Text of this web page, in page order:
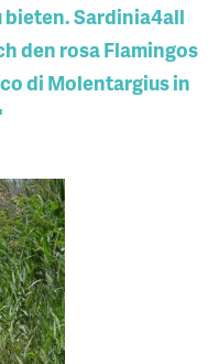
bieten. Sardinia4all
den rosa Flamingos
di Molentargius in